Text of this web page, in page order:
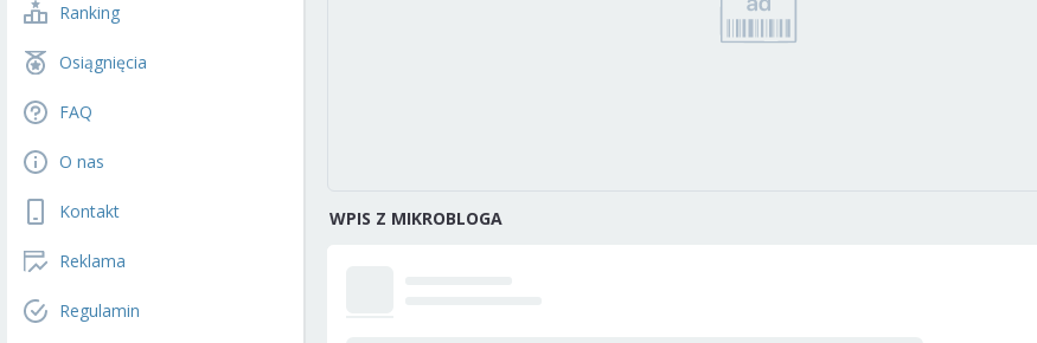
Ranking
Osiągnięcia
FAQ
O nas
Kontakt
Reklama
Regulamin
WPIS Z MIKROBLOGA